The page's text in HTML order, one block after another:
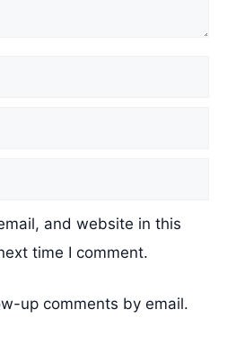
and website in this
time I comment.
up comments by email.